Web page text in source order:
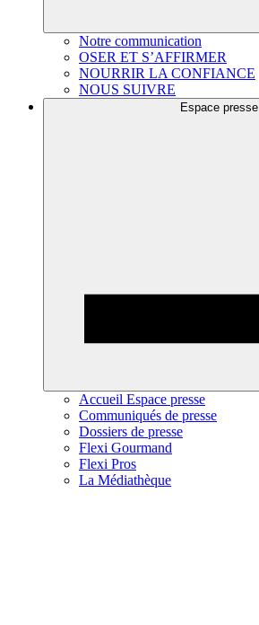
Notre communication
OSER ET S’AFFIRMER
NOURRIR LA CONFIANCE
NOUS SUIVRE
Espace presse
Accueil Espace presse
Communiqués de presse
Dossiers de presse
Flexi Gourmand
Flexi Pros
La Médiathèque